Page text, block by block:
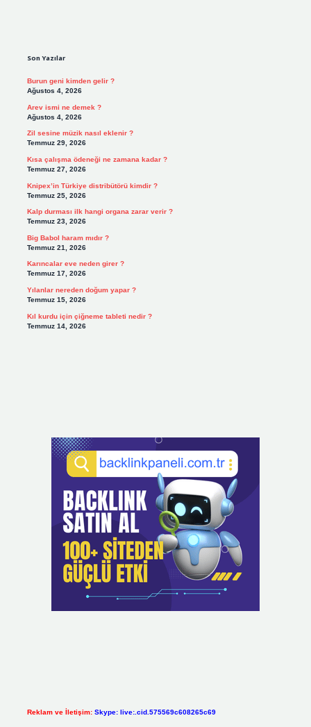
Son Yazılar
Burun geni kimden gelir ?
Ağustos 4, 2026
Arev ismi ne demek ?
Ağustos 4, 2026
Zil sesine müzik nasıl eklenir ?
Temmuz 29, 2026
Kısa çalışma ödeneği ne zamana kadar ?
Temmuz 27, 2026
Knipex’in Türkiye distribütörü kimdir ?
Temmuz 25, 2026
Kalp durması ilk hangi organa zarar verir ?
Temmuz 23, 2026
Big Babol haram mıdır ?
Temmuz 21, 2026
Karıncalar eve neden girer ?
Temmuz 17, 2026
Yılanlar nereden doğum yapar ?
Temmuz 15, 2026
Kıl kurdu için çiğneme tableti nedir ?
Temmuz 14, 2026
Reklam ve İletişim: Skype: live:.cid.575569c608265c69